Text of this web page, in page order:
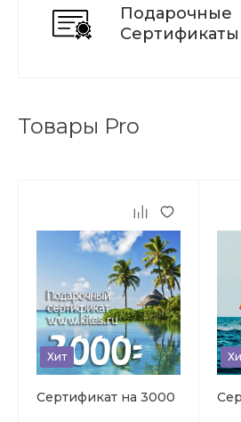
Подарочные
Сертификаты
Товары Pro
Хит
Сертификат на 3000